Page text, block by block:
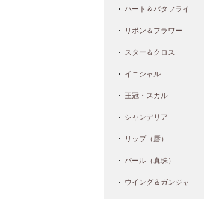
ハート＆バタフライ
リボン＆フラワー
スター＆クロス
イニシャル
王冠・スカル
シャンデリア
リップ（唇）
パール（真珠）
ウイング＆ガンジャ